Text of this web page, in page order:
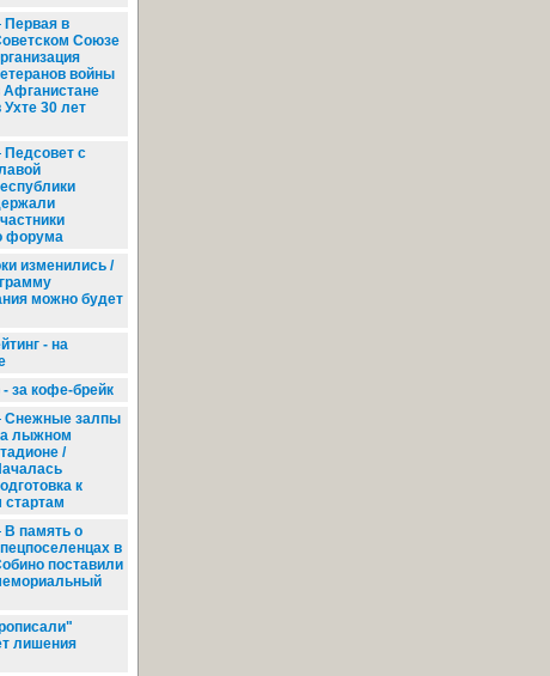
Первая в
Союзе
войны
Афганистане
30 лет
Педсовет с
форума
изменились /
можно будет
- на
за кофе-брейк
Снежные залпы
лыжном
/
к
В память о
в
поставили
лишения